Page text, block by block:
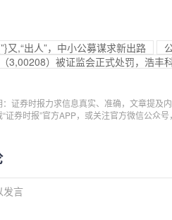
又,“出人”，中小公募谋求新出路
3,00208）被证监会正式处罚，浩丰
：证券时报力求信息真实、准确，文章提及
“证券时报”官方APP，或关注官方微信公众
发言